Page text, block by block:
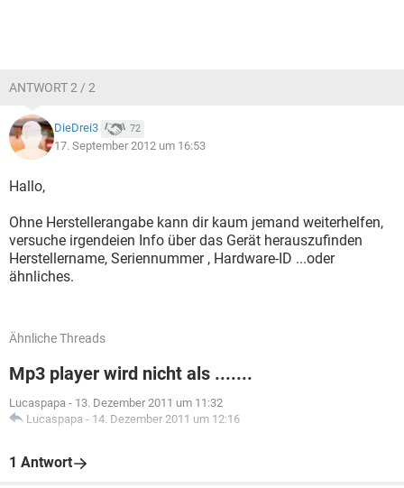
ANTWORT 2 / 2
DieDrei3 72
17. September 2012 um 16:53
Hallo,
Ohne Herstellerangabe kann dir kaum jemand weiterhelfen,
versuche irgendeien Info über das Gerät herauszufinden
Herstellername, Seriennummer , Hardware-ID ...oder
ähnliches.
Ähnliche Threads
Mp3 player wird nicht als .......
Lucaspapa - 13. Dezember 2011 um 11:32
Lucaspapa - 14. Dezember 2011 um 12:16
1 Antwort